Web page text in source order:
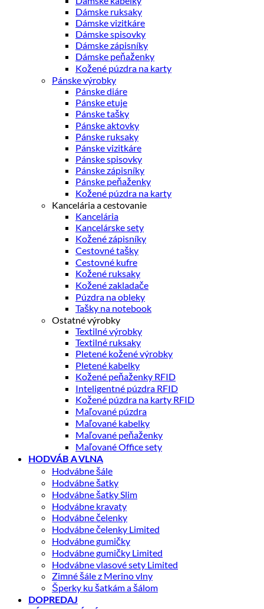
Dámske ruksaky
Dámske vizitkáre
Dámske spisovky
Dámske zápisníky
Dámske peňaženky
Kožené púzdra na karty
Pánske výrobky
Pánske diáre
Pánske etuje
Pánske tašky
Pánske aktovky
Pánske ruksaky
Pánske vizitkáre
Pánske spisovky
Pánske zápisníky
Pánske peňaženky
Kožené púzdra na karty
Kancelária a cestovanie
Kancelária
Kancelárske sety
Kožené zápisníky
Cestovné tašky
Cestovné kufre
Kožené ruksaky
Kožené zakladače
Púzdra na obleky
Tašky na notebook
Ostatné výrobky
Textilné výrobky
Textilné ruksaky
Pletené kožené výrobky
Pletené kabelky
Kožené peňaženky RFID
Inteligentné púzdra RFID
Kožené púzdra na karty RFID
Maľované púzdra
Maľované kabelky
Maľované peňaženky
Maľované Office sety
HODVÁB A VLNA
Hodvábne šále
Hodvábne šatky
Hodvábne šatky Slim
Hodvábne kravaty
Hodvábne čelenky
Hodvábne čelenky Limited
Hodvábne gumičky
Hodvábne gumičky Limited
Hodvábne vlasové sety Limited
Zimné šále z Merino vlny
Šperky ku šatkám a šálom
DOPREDAJ